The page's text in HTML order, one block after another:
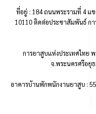
ที่อยู่ : 184 ถนนพระรามที่ 4 แ
10110 ติดต่อประชาสัมพันธ์ ก
การยาสูบแห่งประเทศไทย
จ.พระนครศรีอยุ
อาคารบ้านพักพนักงานยาสูบ :